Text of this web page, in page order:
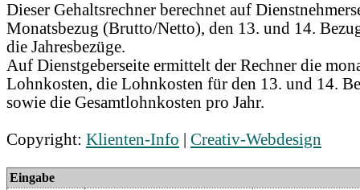
Dieser Gehaltsrechner berechnet auf
Monatsbezug (Brutto/Netto), den 13. und 14.
die Jahresbezüge.
Auf Dienstgeberseite ermittelt der Rechner die
Lohnkosten, die Lohnkosten für den 13. und 14.
sowie die Gesamtlohnkosten pro Jahr.
Copyright: Klienten-Info Creativ-Webdesign
Eingabe